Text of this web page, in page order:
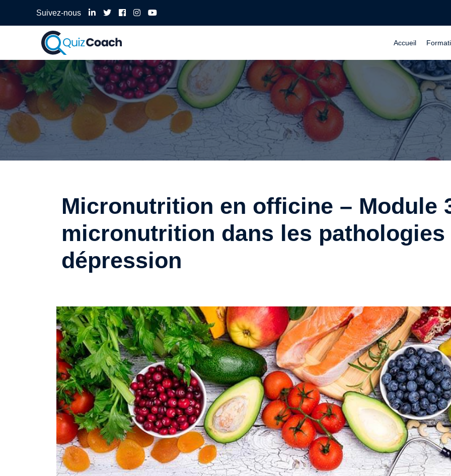
Suivez-nous
Accueil
Micronutrition en officine – Module
micronutrition dans les pathologies
dépression